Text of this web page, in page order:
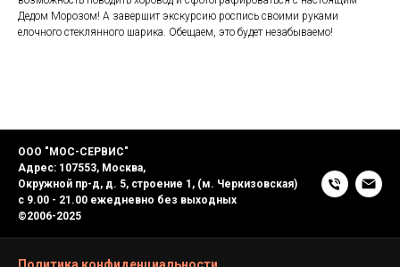
Дедом Морозом! А завершит экскурсию роспись своими руками
елочного стеклянного шарика. Обещаем, это будет незабываемо!
ООО "МОС-СЕРВИС"
Адрес: 107553, Москва,
Окружной пр-д, д. 5, строение 1, (м. Черкизовская)
с 9.00 - 21.00 ежедневно без выходных
©️2006-2025